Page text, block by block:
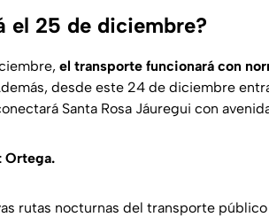
el 25 de diciembre?
el transporte funcionará con
desde este 24 de diciembre
Santa Rosa Jáuregui con
Ortega.
rutas nocturnas del transporte